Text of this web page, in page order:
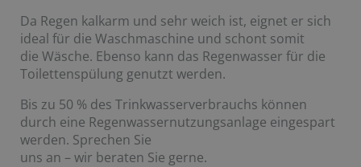
Da Regen kalkarm und sehr weich ist, eignet er sich
ideal für die Waschmaschine und schont somit
die Wäsche. Ebenso kann das Regenwasser für die
Toilettenspülung genutzt werden.
Bis zu 50 % des Trinkwasserverbrauchs können
durch eine Regenwassernutzungsanlage eingespart
werden. Sprechen Sie
uns an – wir beraten Sie gerne.